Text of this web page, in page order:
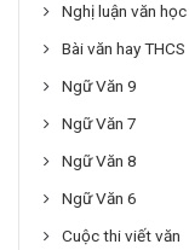
Nghị luận văn học
Bài văn hay THCS
Ngữ Văn 9
Ngữ Văn 7
Ngữ Văn 8
Ngữ Văn 6
Cuộc thi viết văn